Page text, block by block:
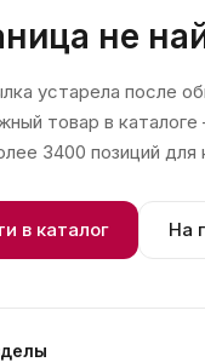
не
устарела после
товар в каталоге
3400 позиций для
в каталог На